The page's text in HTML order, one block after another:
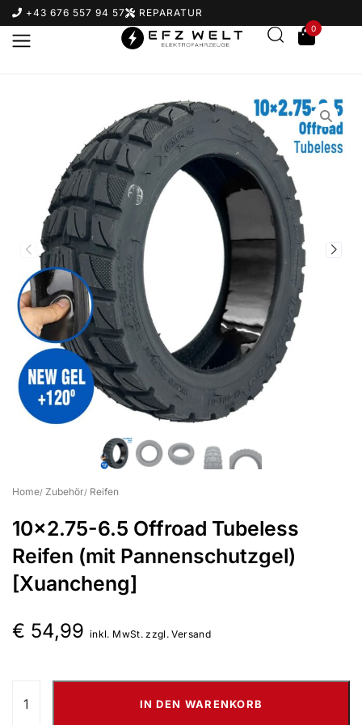
+43 676 557 94 57 REPARATUR
Suchbegriff eingeben & Enter klicken
0
Home Zubehör Reifen
10×2.75-6.5 Offroad Tubeless
Reifen (mit Pannenschutzgel)
[Xuancheng]
€ 54,99 inkl. MwSt. zzgl. Versand
IN DEN WARENKORB